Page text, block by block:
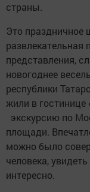
страны.
Это праздничное
представления,
новогоднее
республики
жили в
экскурсию по
площади.
можно было
человека,
интересно.